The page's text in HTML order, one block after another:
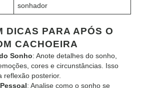
sonhador
DICAS PARA APÓS O
CACHOEIRA
Sonho: Anote detalhes do sonho,
cores e circunstâncias. Isso
reflexão posterior.
: Analise como o sonho se